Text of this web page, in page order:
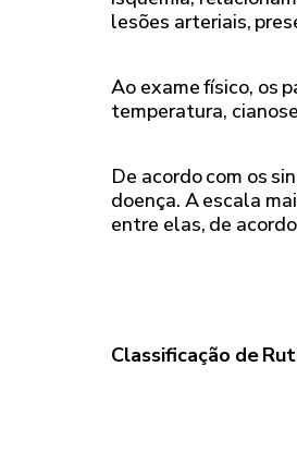
lesões arteriais,
Ao exame físico, os
temperatura,
De acordo com os
doença. A escala
entre elas, de
Classificação de